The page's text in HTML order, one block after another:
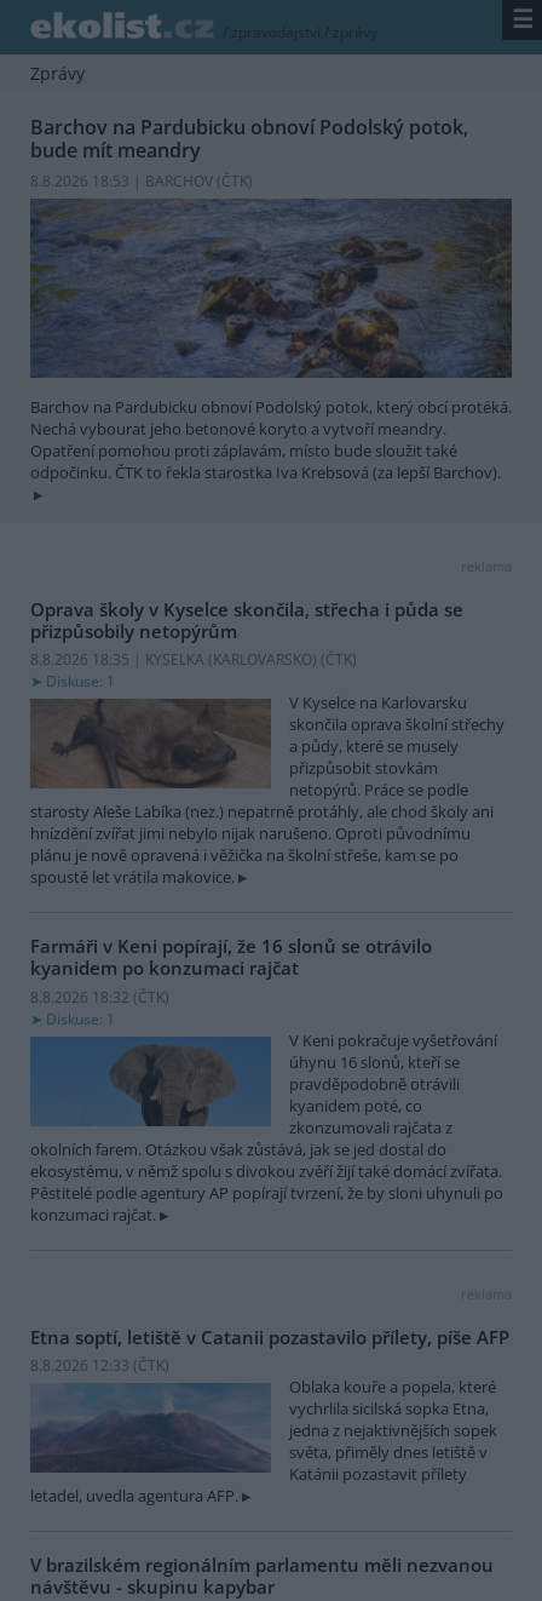
/ zpravodajství / zprávy ☰
Zprávy
Barchov na Pardubicku obnoví Podolský potok,
bude mít meandry
8.8.2026 18:53 | BARCHOV (ČTK)
Barchov na Pardubicku obnoví Podolský potok, který obcí protéká.
Nechá vybourat jeho betonové koryto a vytvoří meandry.
Opatření pomohou proti záplavám, místo bude sloužit také
odpočinku. ČTK to řekla starostka Iva Krebsová (za lepší Barchov).
reklama
Oprava školy v Kyselce skončila, střecha i půda se
přizpůsobily netopýrům
8.8.2026 18:35 | KYSELKA (KARLOVARSKO) (ČTK)
Diskuse: 1
V Kyselce na Karlovarsku
skončila oprava školní střechy
a půdy, které se musely
přizpůsobit stovkám
netopýrů. Práce se podle
starosty Aleše Labíka (nez.) nepatrně protáhly, ale chod školy ani
hnízdění zvířat jimi nebylo nijak narušeno. Oproti původnímu
plánu je nově opravená i věžička na školní střeše, kam se po
spoustě let vrátila makovice.
Farmáři v Keni popírají, že 16 slonů se otrávilo
kyanidem po konzumaci rajčat
8.8.2026 18:32 (ČTK)
Diskuse: 1
V Keni pokračuje vyšetřování
úhynu 16 slonů, kteří se
pravděpodobně otrávili
kyanidem poté, co
zkonzumovali rajčata z
okolních farem. Otázkou však zůstává, jak se jed dostal do
ekosystému, v němž spolu s divokou zvěří žijí také domácí zvířata.
Pěstitelé podle agentury AP popírají tvrzení, že by sloni uhynuli po
konzumaci rajčat.
reklama
Etna soptí, letiště v Catanii pozastavilo přílety, píše AFP
8.8.2026 12:33 (ČTK)
Oblaka kouře a popela, které
vychrlila sicilská sopka Etna,
jedna z nejaktivnějších sopek
světa, přiměly dnes letiště v
Katánii pozastavit přílety
letadel, uvedla agentura AFP.
V brazilském regionálním parlamentu měli nezvanou
návštěvu - skupinu kapybar